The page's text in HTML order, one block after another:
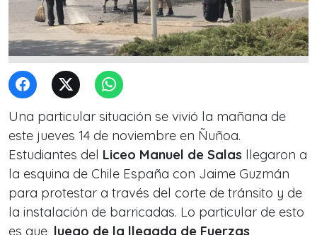
Una particular situación se vivió la mañana de
este jueves 14 de noviembre en Ñuñoa.
Estudiantes del Liceo Manuel de Salas llegaron a
la esquina de Chile España con Jaime Guzmán
para protestar a través del corte de tránsito y de
la instalación de barricadas. Lo particular de esto
es que, luego de la llegada de Fuerzas